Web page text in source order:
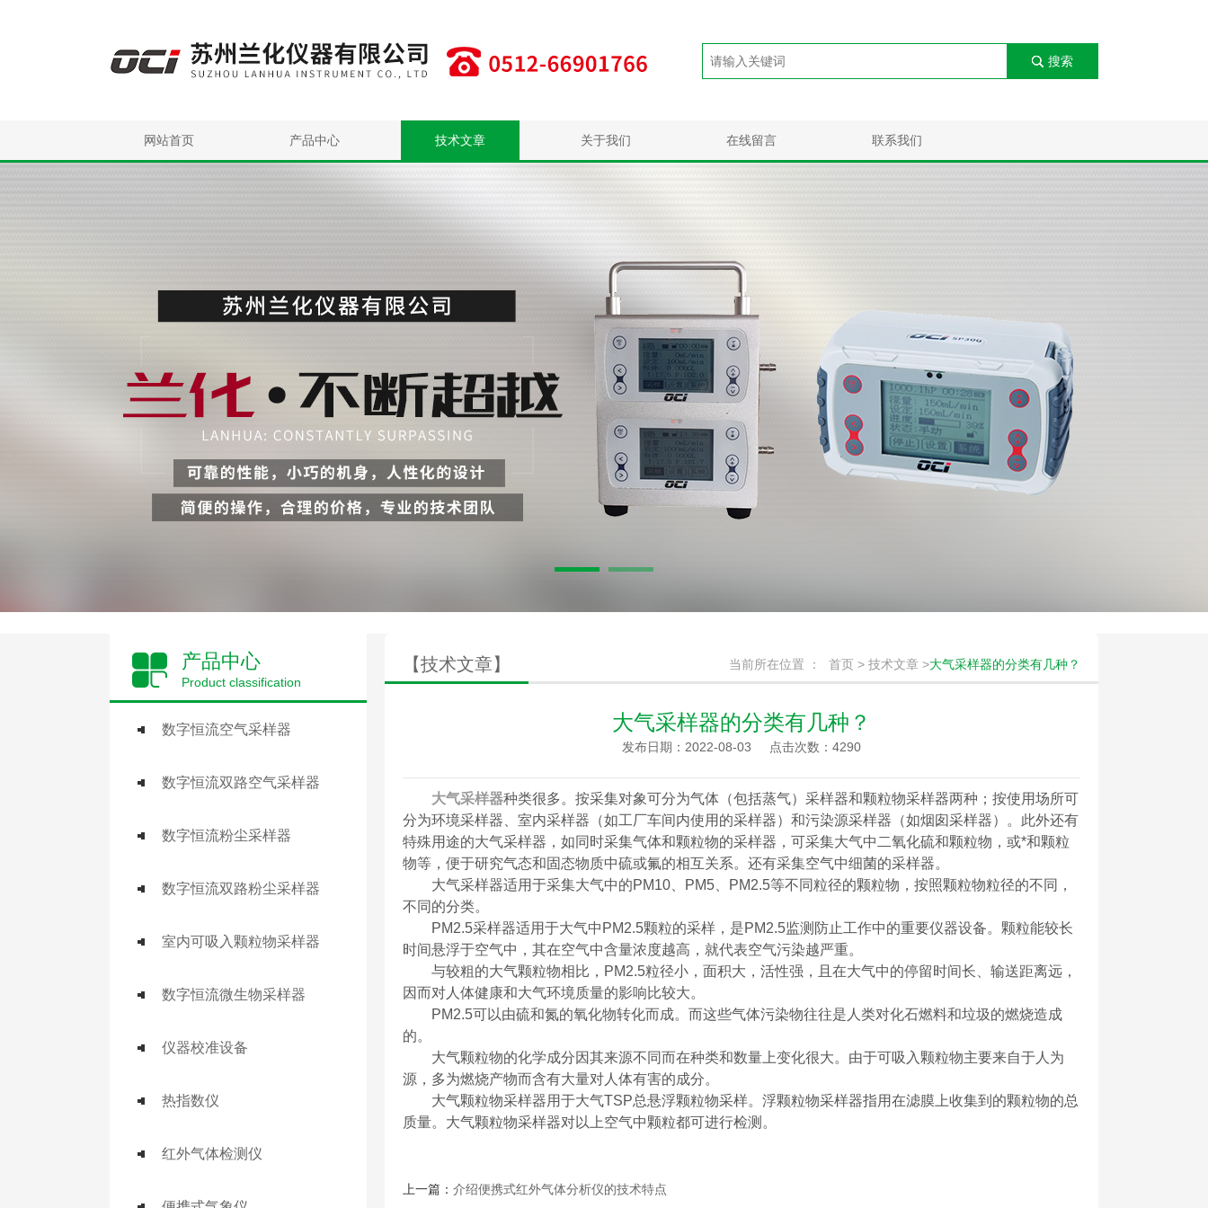
搜索
网站首页 产品中心 技术文章 关于我们 在线留言 联系我们
产品中心
Product classification
数字恒流空气采样器
数字恒流双路空气采样器
数字恒流粉尘采样器
数字恒流双路粉尘采样器
室内可吸入颗粒物采样器
数字恒流微生物采样器
仪器校准设备
热指数仪
红外气体检测仪
【技术文章】 当前所在位置 ： 首页 > 技术文章 >大气采样器的分类有几种？
大气采样器的分类有几种？
发布日期：2022-08-03 点击次数：4290
大气采样器种类很多。按采集对象可分为气体（包括蒸气）采样器和颗粒物采样器两种；按使用场所可
分为环境采样器、室内采样器（如工厂车间内使用的采样器）和污染源采样器（如烟囱采样器）。此外还有
特殊用途的大气采样器，如同时采集气体和颗粒物的采样器，可采集大气中二氧化硫和颗粒物，或*和颗粒
物等，便于研究气态和固态物质中硫或氟的相互关系。还有采集空气中细菌的采样器。
大气采样器适用于采集大气中的PM10、PM5、PM2.5等不同粒径的颗粒物，按照颗粒物粒径的不同，
不同的分类。
PM2.5采样器适用于大气中PM2.5颗粒的采样，是PM2.5监测防止工作中的重要仪器设备。颗粒能较长
时间悬浮于空气中，其在空气中含量浓度越高，就代表空气污染越严重。
与较粗的大气颗粒物相比，PM2.5粒径小，面积大，活性强，且在大气中的停留时间长、输送距离远，
因而对人体健康和大气环境质量的影响比较大。
PM2.5可以由硫和氮的氧化物转化而成。而这些气体污染物往往是人类对化石燃料和垃圾的燃烧造成
的。
大气颗粒物的化学成分因其来源不同而在种类和数量上变化很大。由于可吸入颗粒物主要来自于人为
源，多为燃烧产物而含有大量对人体有害的成分。
大气颗粒物采样器用于大气TSP总悬浮颗粒物采样。浮颗粒物采样器指用在滤膜上收集到的颗粒物的总
质量。大气颗粒物采样器对以上空气中颗粒都可进行检测。
上一篇： 介绍便携式红外气体分析仪的技术特点